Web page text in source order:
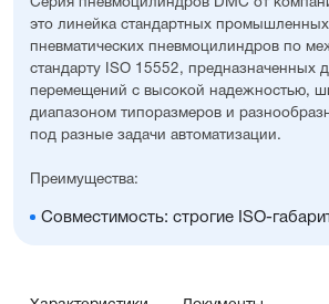
Серия пневмоцилиндров DMC от
это линейка стандартных промышленных
пневматических пневмоцилиндров по
стандарту ISO 15552, предназначенных
перемещений с высокой надежностью,
диапазоном типоразмеров и
под разные задачи автоматизации.
Преимущества:
Совместимость: строгие ISO-